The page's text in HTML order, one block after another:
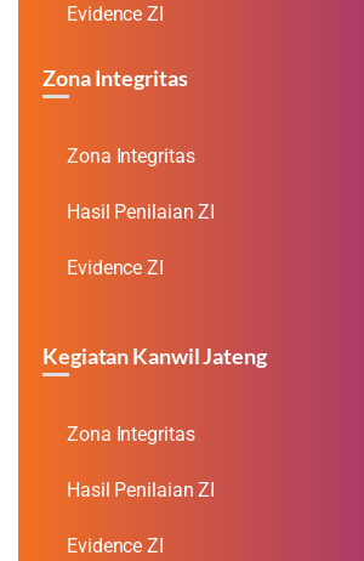
Evidence ZI
Zona Integritas
Zona Integritas
Hasil Penilaian ZI
Evidence ZI
Kegiatan Kanwil Jateng
Zona Integritas
Hasil Penilaian ZI
Evidence ZI